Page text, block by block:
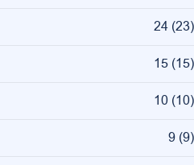
24 (23)
15 (15)
10 (10)
9 (9)